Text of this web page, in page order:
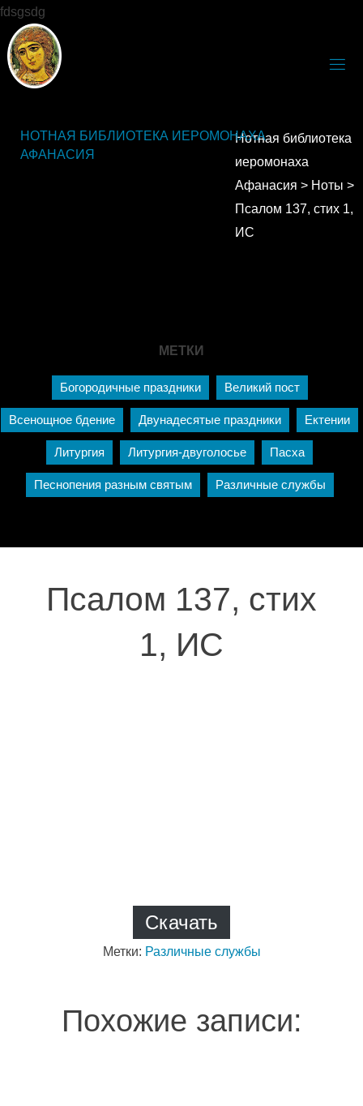
fdsgsdg
НОТНАЯ БИБЛИОТЕКА ИЕРОМОНАХА
АФАНАСИЯ
Нотная библиотека
иеромонаха
Афанасия > Ноты >
Псалом 137, стих 1,
ИС
МЕТКИ
Богородичные праздники Великий пост
Всенощное бдение Двунадесятые праздники Ектении
Литургия Литургия-двуголосье Пасха
Песнопения разным святым Различные службы
Псалом 137, стих
1, ИС
Скачать
Метки: Различные службы
Похожие записи: